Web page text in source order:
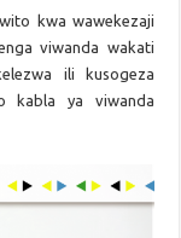
kwa wawekezaji
viwanda wakati
ili kusogeza
kabla ya viwanda